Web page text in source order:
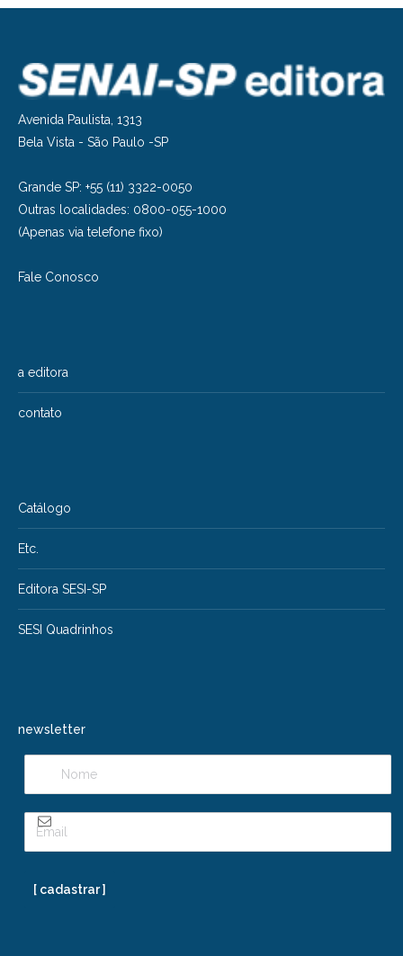
Avenida Paulista, 1313
Bela Vista - São Paulo -SP
Grande SP: +55 (11) 3322-0050
Outras localidades: 0800-055-1000
(Apenas via telefone fixo)
Fale Conosco
a editora
contato
Catálogo
Etc.
Editora SESI-SP
SESI Quadrinhos
newsletter
[ cadastrar ]